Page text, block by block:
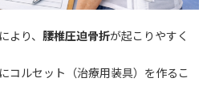
より、 腰椎圧迫骨折が起こりやすく
コルセット（治療用装具）を作るこ